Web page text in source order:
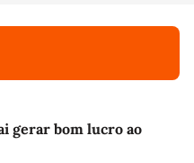
gerar bom lucro ao